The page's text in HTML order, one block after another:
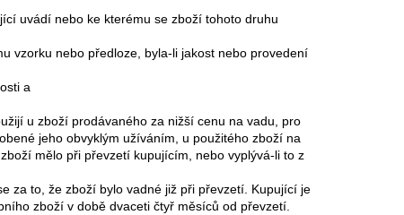
uvádí nebo ke kterému se zboží tohoto druhu
vzorku nebo předloze, byla-li jakost nebo provedení
a
u zboží prodávaného za nižší cenu na vadu, pro
jeho obvyklým užíváním, u použitého zboží na
mělo při převzetí kupujícím, nebo vyplývá-li to z
za to, že zboží bylo vadné již při převzetí. Kupující je
zboží v době dvaceti čtyř měsíců od převzetí.